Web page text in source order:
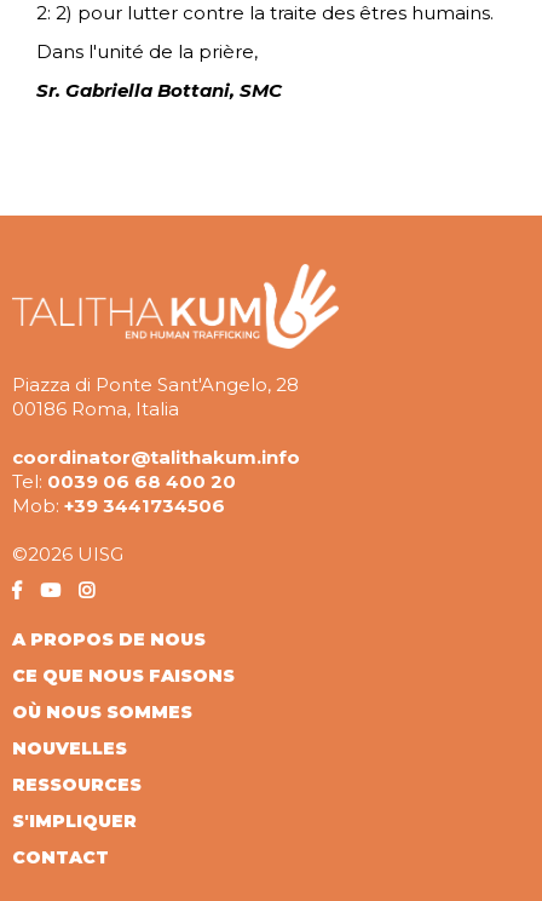
2: 2) pour lutter contre la traite des êtres humains.
Dans l'unité de la prière,
Sr. Gabriella Bottani, SMC
Piazza di Ponte Sant'Angelo, 28
00186 Roma, Italia
coordinator@talithakum.info
Tel: 0039 06 68 400 20
Mob: +39 3441734506
©2026 UISG
A PROPOS DE NOUS
CE QUE NOUS FAISONS
OÙ NOUS SOMMES
NOUVELLES
RESSOURCES
S'IMPLIQUER
CONTACT